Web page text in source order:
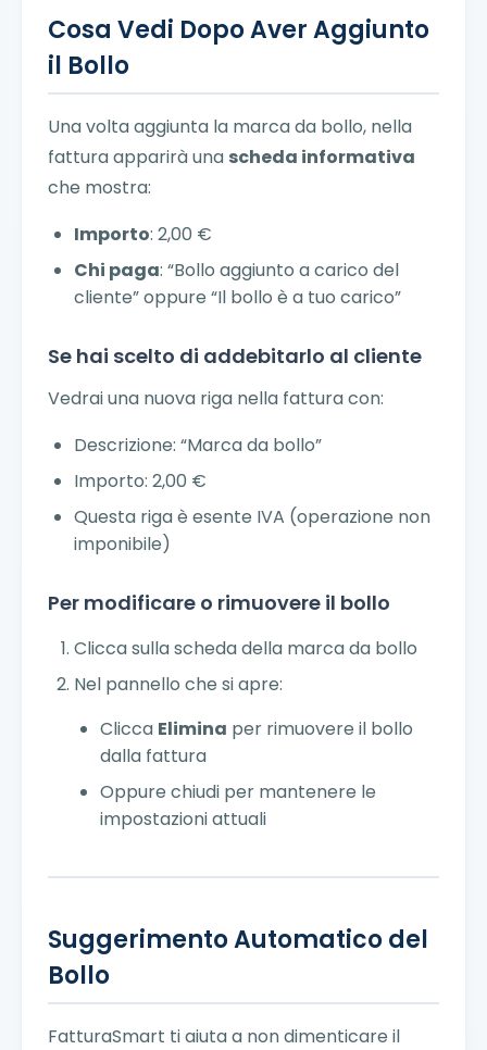
Cosa Vedi Dopo Aver Aggiunto
il Bollo
Una volta aggiunta la marca da bollo, nella
fattura apparirà una scheda informativa
che mostra:
Importo: 2,00 €
Chi paga: “Bollo aggiunto a carico del
cliente” oppure “Il bollo è a tuo carico”
Se hai scelto di addebitarlo al cliente
Vedrai una nuova riga nella fattura con:
Descrizione: “Marca da bollo”
Importo: 2,00 €
Questa riga è esente IVA (operazione non
imponibile)
Per modificare o rimuovere il bollo
Clicca sulla scheda della marca da bollo
Nel pannello che si apre:
Clicca Elimina per rimuovere il bollo
dalla fattura
Oppure chiudi per mantenere le
impostazioni attuali
Suggerimento Automatico del
Bollo
FatturaSmart ti aiuta a non dimenticare il